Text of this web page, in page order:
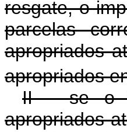
resgate, o
parcelas
apropriados
apropriados
II - se o
apropriados